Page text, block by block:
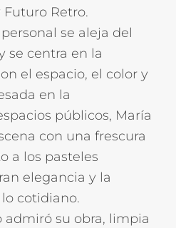
Retro.
se aleja del
se centra en la
el espacio, el color y
en la
públicos, María
con una frescura
a los pasteles
elegancia y la
cotidiano.
su obra, limpia